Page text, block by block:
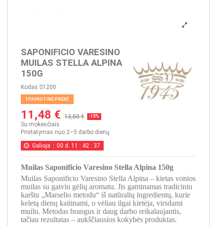
SAPONIFICIO VARESINO
MUILAS STELLA ALPINA
150G
Kodas S1200
PASKUTINĖ PREKĖ
11,48 € 13,50 € -15%
Su mokesčiais
Pristatymas nuo 2–5 darbo dienų
Galioja
00 d. 11 : 42 : 37
Muilas Saponificio Varesino Stella Alpina 150g
Muilas Saponificio Varesino Stella Alpina – kietas vonios
muilas su gaiviu gėlių aromatu. Jis gaminamas tradiciniu
karštu „Marselio metodu“ iš natūralių ingredientų, kurie
keletą dienų kaitinami, o vėliau ilgai kietėja, virsdami
muilu. Metodas brangus ir daug darbo reikalaujantis,
tačiau rezultatas – aukščiausios kokybės produktas.